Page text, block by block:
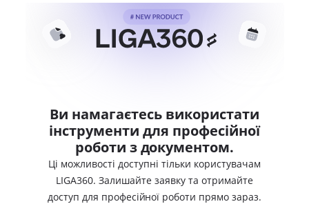
Ви намагаєтесь використати
інструменти для професійної
роботи з документом.
Ці можливості доступні тільки користувачам
LIGA360. Залишайте заявку та отримайте
доступ для професійної роботи прямо зараз.